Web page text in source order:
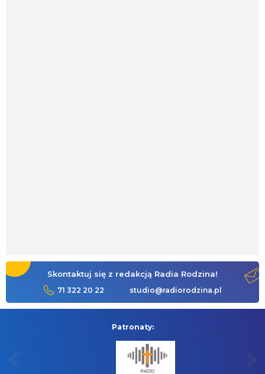
Skontaktuj się z redakcją Radia Rodzina!
71 322 20 22 studio@radiorodzina.pl
Patronaty: